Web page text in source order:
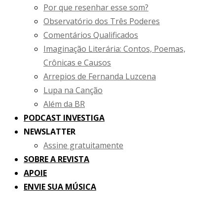
Por que resenhar esse som?
Observatório dos Três Poderes
Comentários Qualificados
Imaginação Literária: Contos, Poemas,
Crônicas e Causos
Arrepios de Fernanda Luzcena
Lupa na Canção
Além da BR
PODCAST INVESTIGA
NEWSLATTER
Assine gratuitamente
SOBRE A REVISTA
APOIE
ENVIE SUA MÚSICA